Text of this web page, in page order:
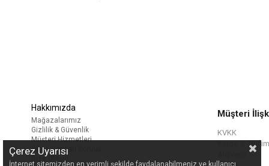
Hakkımızda
Mağazalarımız
Gizlilik & Güvenlik
Müşteri Hizmetleri
Sıkça Sorulan Sorular
Bize Ulaşın
Müşteri
KVKK
Kargo &
Çerez Uyarısı
İnternet sitemizden en verimli şekilde faydalanabilmeniz ve kullanıcı